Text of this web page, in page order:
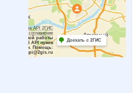
Работает на API 2ГИС
Лицензионное соглашение
Для корректной работы
Raster JS API нужен
ключ. Помощь:
api@2gis.ru
Доехать с 2ГИС